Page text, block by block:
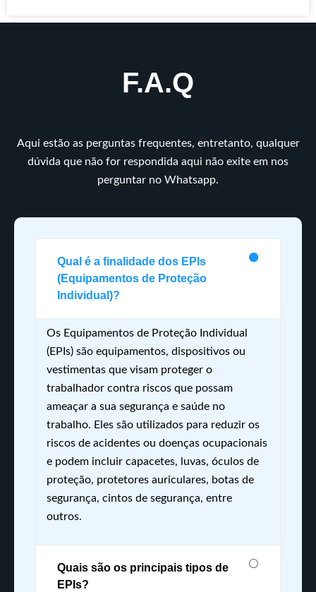
F.A.Q
Aqui estão as perguntas frequentes, entretanto, qualquer
dúvida que não for respondida aqui não exite em nos
perguntar no Whatsapp.
Qual é a finalidade dos EPIs
(Equipamentos de Proteção
Individual)?
Os Equipamentos de Proteção Individual
(EPIs) são equipamentos, dispositivos ou
vestimentas que visam proteger o
trabalhador contra riscos que possam
ameaçar a sua segurança e saúde no
trabalho. Eles são utilizados para reduzir os
riscos de acidentes ou doenças ocupacionais
e podem incluir capacetes, luvas, óculos de
proteção, protetores auriculares, botas de
segurança, cintos de segurança, entre
outros.
Quais são os principais tipos de
EPIs?